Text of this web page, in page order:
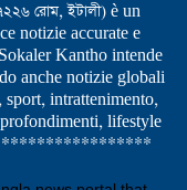
রোম, ইটালী) è un
notizie accurate e
Kantho intende
anche notizie globali
intrattenimento,
lifestyle